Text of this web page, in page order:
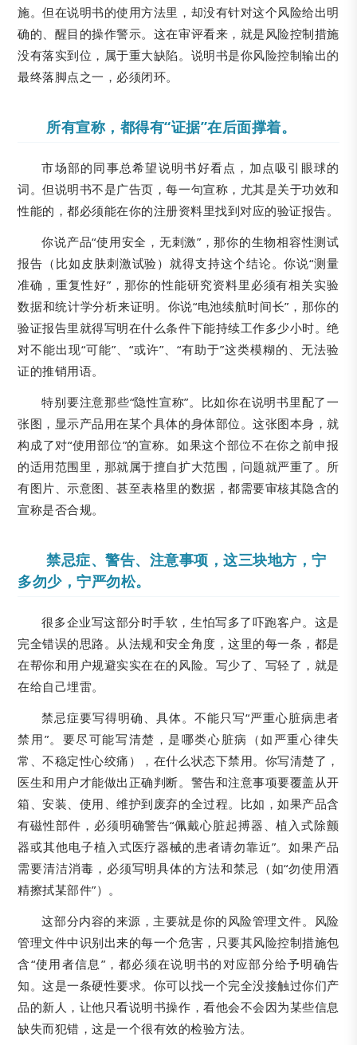
施。但在说明书的使用方法里，却没有针对这个风险给出明
确的、醒目的操作警示。这在审评看来，就是风险控制措施
没有落实到位，属于重大缺陷。说明书是你风险控制输出的
最终落脚点之一，必须闭环。
所有宣称，都得有“证据”在后面撑着。
市场部的同事总希望说明书好看点，加点吸引眼球的
词。但说明书不是广告页，每一句宣称，尤其是关于功效和
性能的，都必须能在你的注册资料里找到对应的验证报告。
你说产品“使用安全，无刺激”，那你的生物相容性测试
报告（比如皮肤刺激试验）就得支持这个结论。你说“测量
准确，重复性好”，那你的性能研究资料里必须有相关实验
数据和统计学分析来证明。你说“电池续航时间长”，那你的
验证报告里就得写明在什么条件下能持续工作多少小时。绝
对不能出现“可能”、“或许”、“有助于”这类模糊的、无法验
证的推销用语。
特别要注意那些“隐性宣称”。比如你在说明书里配了一
张图，显示产品用在某个具体的身体部位。这张图本身，就
构成了对“使用部位”的宣称。如果这个部位不在你之前申报
的适用范围里，那就属于擅自扩大范围，问题就严重了。所
有图片、示意图、甚至表格里的数据，都需要审核其隐含的
宣称是否合规。
禁忌症、警告、注意事项，这三块地方，宁
多勿少，宁严勿松。
很多企业写这部分时手软，生怕写多了吓跑客户。这是
完全错误的思路。从法规和安全角度，这里的每一条，都是
在帮你和用户规避实实在在的风险。写少了、写轻了，就是
在给自己埋雷。
禁忌症要写得明确、具体。不能只写“严重心脏病患者
禁用”。要尽可能写清楚，是哪类心脏病（如严重心律失
常、不稳定性心绞痛），在什么状态下禁用。你写清楚了，
医生和用户才能做出正确判断。警告和注意事项要覆盖从开
箱、安装、使用、维护到废弃的全过程。比如，如果产品含
有磁性部件，必须明确警告“佩戴心脏起搏器、植入式除颤
器或其他电子植入式医疗器械的患者请勿靠近”。如果产品
需要清洁消毒，必须写明具体的方法和禁忌（如“勿使用酒
精擦拭某部件”）。
这部分内容的来源，主要就是你的风险管理文件。风险
管理文件中识别出来的每一个危害，只要其风险控制措施包
含“使用者信息”，都必须在说明书的对应部分给予明确告
知。这是一条硬性要求。你可以找一个完全没接触过你们产
品的新人，让他只看说明书操作，看他会不会因为某些信息
缺失而犯错，这是一个很有效的检验方法。